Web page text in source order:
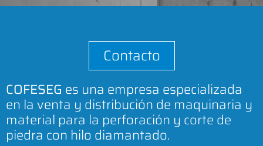
Contacto
COFESEG es una empresa especializada
en la venta y distribución de maquinaria y
material para la perforación y corte de
piedra con hilo diamantado.